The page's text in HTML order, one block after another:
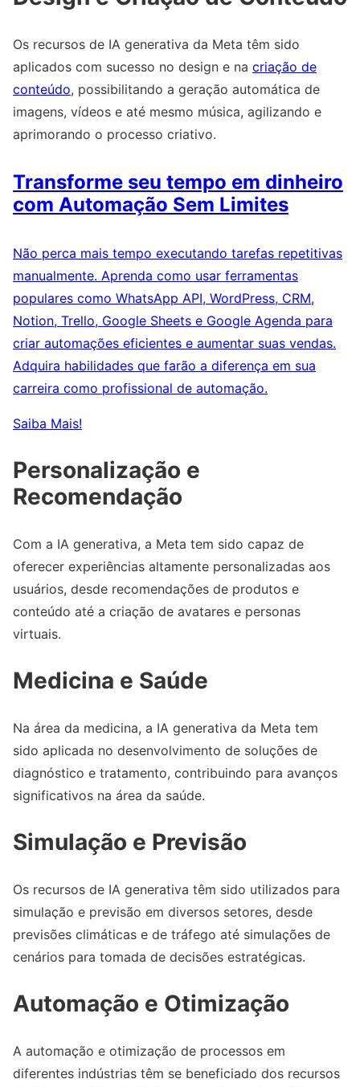
Os recursos de IA generativa da Meta têm sido
aplicados com sucesso no design e na criação de
conteúdo, possibilitando a geração automática de
imagens, vídeos e até mesmo música, agilizando e
aprimorando o processo criativo.
Transforme seu tempo em dinheiro
com Automação Sem Limites
Não perca mais tempo executando tarefas repetitivas
manualmente. Aprenda como usar ferramentas
populares como WhatsApp API, WordPress, CRM,
Notion, Trello, Google Sheets e Google Agenda para
criar automações eficientes e aumentar suas vendas.
Adquira habilidades que farão a diferença em sua
carreira como profissional de automação.
Saiba Mais!
Personalização e
Recomendação
Com a IA generativa, a Meta tem sido capaz de
oferecer experiências altamente personalizadas aos
usuários, desde recomendações de produtos e
conteúdo até a criação de avatares e personas
virtuais.
Medicina e Saúde
Na área da medicina, a IA generativa da Meta tem
sido aplicada no desenvolvimento de soluções de
diagnóstico e tratamento, contribuindo para avanços
significativos na área da saúde.
Simulação e Previsão
Os recursos de IA generativa têm sido utilizados para
simulação e previsão em diversos setores, desde
previsões climáticas e de tráfego até simulações de
cenários para tomada de decisões estratégicas.
Automação e Otimização
A automação e otimização de processos em
diferentes indústrias têm se beneficiado dos recursos